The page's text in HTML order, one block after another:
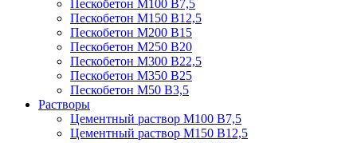
Пескобетон М100 В7,5
Пескобетон М150 В12,5
Пескобетон М200 В15
Пескобетон М250 В20
Пескобетон М300 В22,5
Пескобетон М350 В25
Пескобетон М50 В3,5
Растворы
Цементный раствор М100 В7,5
Цементный раствор М150 В12,5